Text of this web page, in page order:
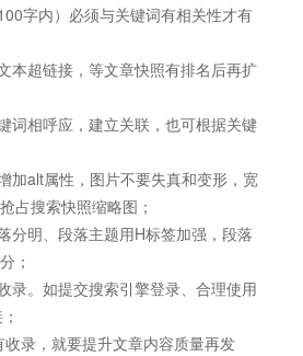
字内）必须与关键词有相关性才有
本超链接，等文章快照有排名后再扩
词相呼应，建立关联，也可根据关键
加alt属性，图片不要失真和变形，宽
占搜索快照缩略图；
分明、段落主题用H标签加强，段落
；
录。如提交搜索引擎登录、合理使用
录，就要提升文章内容质量再发